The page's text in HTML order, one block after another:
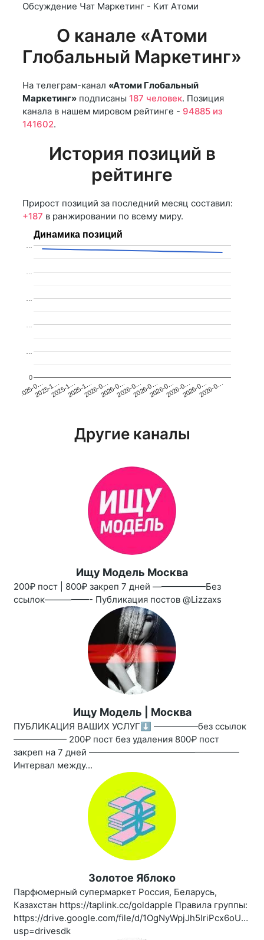
Обсуждение Чат Маркетинг - Кит Атоми
О канале «Атоми
Глобальный Маркетинг»
На телеграм-канал «Атоми Глобальный
Маркетинг» подписаны 187 человек. Позиция
канала в нашем мировом рейтинге - 94885 из
141602.
История позиций в
рейтинге
Прирост позиций за последний месяц составил:
+187 в ранжировании по всему миру.
Динамика позиций
2025-0…2025-1…2025-1…2025-1…2026-0…2026-0…2026-0…2026-0…2026-0…2026-0…2026-0…2026-0…
0
…
…
Другие каналы
Ищу Модель Москва
200₽ пост | 800₽ закреп 7 дней ——————Без
ссылок—————- Публикация постов @Lizzaxs
Ищу Модель | Москва
ПУБЛИКАЦИЯ ВАШИХ УСЛУГ⬇️ —————без ссылок
—————— 200₽ пост без удаления 800₽ пост
закреп на 7 дней —————————————————
Интервал между...
Золотое Яблоко
Парфюмерный супермаркет Россия, Беларусь,
Казахстан https://taplink.cc/goldapple Правила группы:
https://drive.google.com/file/d/
usp=drivesdk